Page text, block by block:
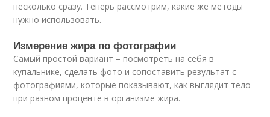
несколько сразу. Теперь рассмотрим, какие же методы
нужно использовать.
Измерение жира по фотографии
Самый простой вариант – посмотреть на себя в
купальнике, сделать фото и сопоставить результат с
фотографиями, которые показывают, как выглядит тело
при разном проценте в организме жира.